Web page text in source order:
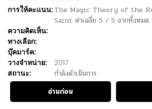
การให้คะแนน: The Magic Theory of the
Saint ค่าเฉลี่ย 5 / 5 จากทั้งหมด
ความคิดเห็น:
ทางเลือก:
บุ๊คมาร์ค:
วางจำหน่าย:
2017
สถานะ:
กำลังดำเนินการ
อ่านก่อน